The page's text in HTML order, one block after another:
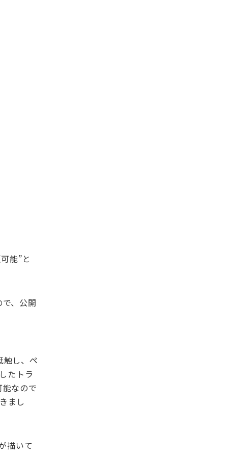
能”と
、公開
触し、ペ
たトラ
なので
まし
描いて